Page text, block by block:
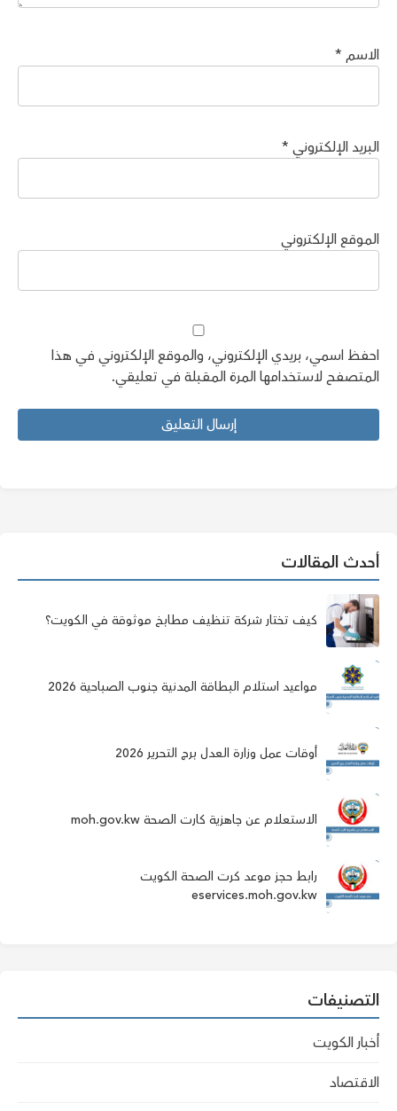
الاسم *
البريد الإلكتروني *
الموقع الإلكتروني
احفظ اسمي، بريدي الإلكتروني، والموقع الإلكتروني في هذا
المتصفح لاستخدامها المرة المقبلة في تعليقي.
أحدث المقالات
كيف تختار شركة تنظيف مطابخ موثوقة في الكويت؟
مواعيد استلام البطاقة المدنية جنوب الصباحية 2026
أوقات عمل وزارة العدل برج التحرير 2026
الاستعلام عن جاهزية كارت الصحة moh.gov.kw
رابط حجز موعد كرت الصحة الكويت
eservices.moh.gov.kw
التصنيفات
أخبار الكويت
الاقتصاد